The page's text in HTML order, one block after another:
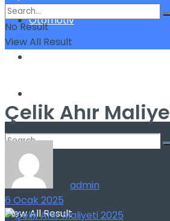
Otomotiv
No Result
View All Result
No Result
View All Result
Çelik Ahır
admin
6 Ocak 2025